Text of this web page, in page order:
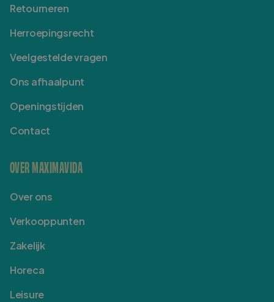
Retourneren
Herroepingsrecht
Veelgestelde vragen
Ons afhaalpunt
Openingstijden
Contact
OVER MAXIMAVIDA
Over ons
Verkooppunten
Zakelijk
Horeca
Leisure